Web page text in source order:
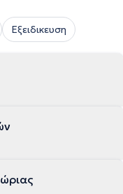
Εξειδικευση